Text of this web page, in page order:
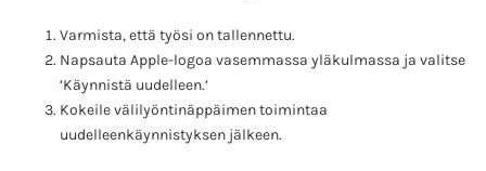
Varmista, että työsi on tallennettu.
Napsauta Apple-logoa vasemmassa yläkulmassa ja valitse
’Käynnistä uudelleen.’
Kokeile välilyöntinäppäimen toimintaa
uudelleenkäynnistyksen jälkeen.